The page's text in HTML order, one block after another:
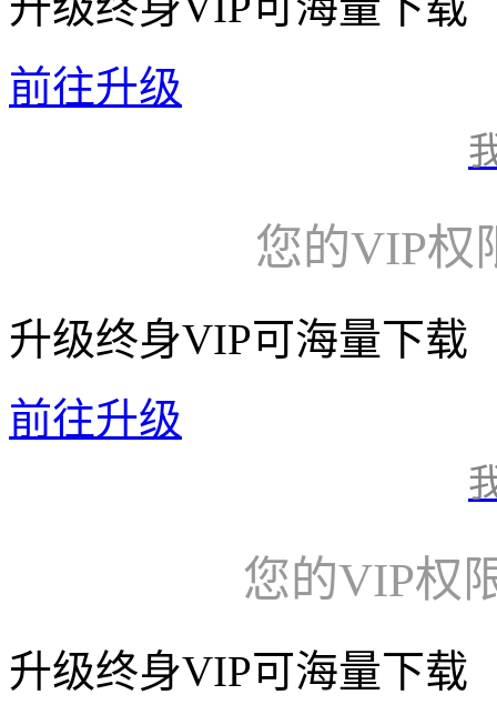
前往升级
您的VIP权
升级终身VIP可海量下载
前往升级
您的VIP权
升级终身VIP可海量下载